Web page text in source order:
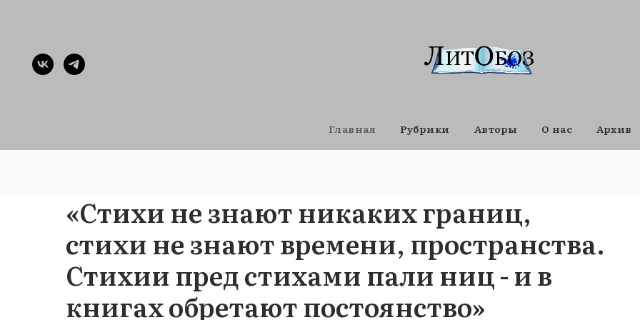
Главная Рубрики Авторы О нас Архив
«Стихи не знают никаких границ,
стихи не знают времени, пространства.
Стихии пред стихами пали ниц - и в
книгах обретают постоянство»